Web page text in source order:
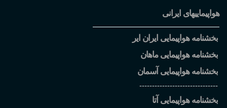
هواپیماییهای ایرانی
بخشنامه هواپیمایی ایران ایر
بخشنامه هواپیمایی ماهان
بخشنامه هواپیمایی آسمان
-------------------------------
بخشنامه هواپیمایی آتا